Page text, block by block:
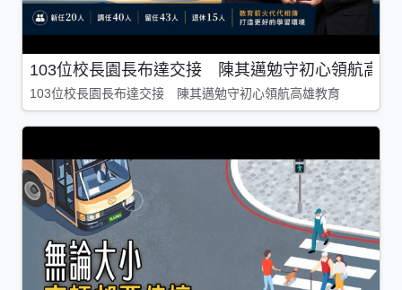
103位校長園長布達交接 陳其邁勉守初心領航高雄
103位校長園長布達交接 陳其邁勉守初心領航高雄教育